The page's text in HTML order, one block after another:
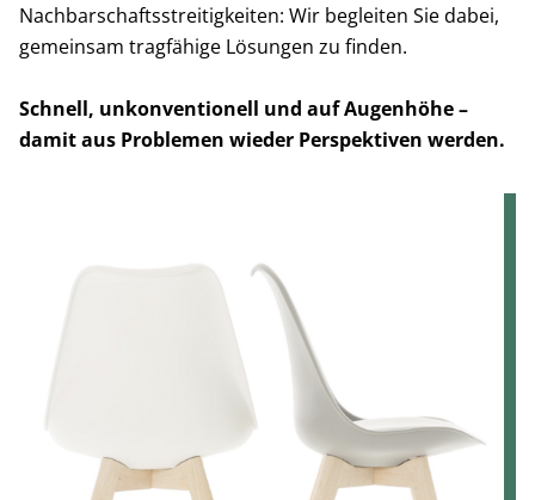
Nachbarschaftsstreitigkeiten: Wir begleiten Sie dabei,
gemeinsam tragfähige Lösungen zu finden.
Schnell, unkonventionell und auf Augenhöhe –
damit aus Problemen wieder Perspektiven werden.